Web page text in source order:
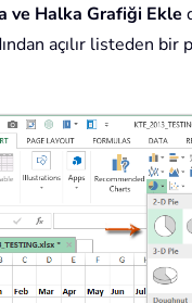
ve Halka Grafiği Ekle
açılır listeden bir